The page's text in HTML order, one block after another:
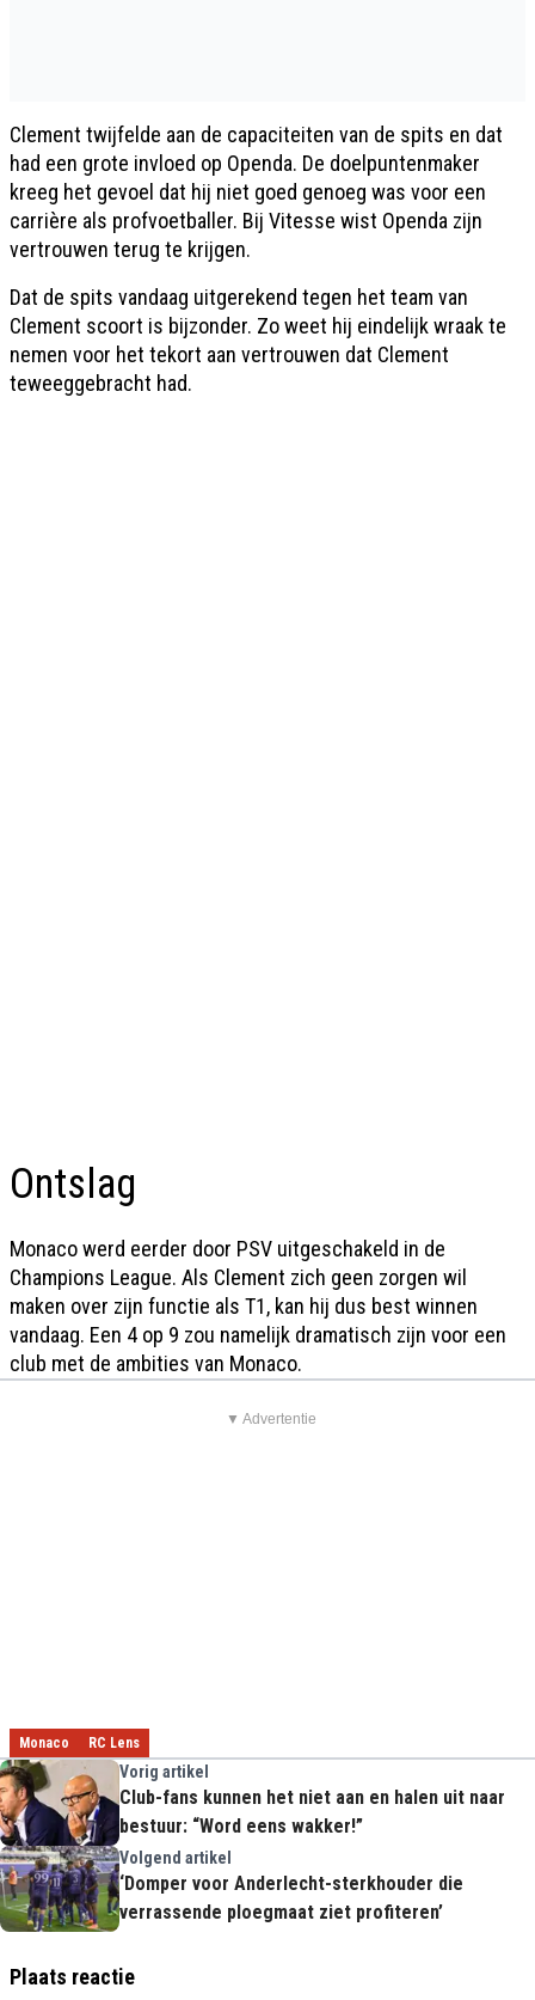
Clement twijfelde aan de capaciteiten van de spits en dat
had een grote invloed op Openda. De doelpuntenmaker
kreeg het gevoel dat hij niet goed genoeg was voor een
carrière als profvoetballer. Bij Vitesse wist Openda zijn
vertrouwen terug te krijgen.
Dat de spits vandaag uitgerekend tegen het team van
Clement scoort is bijzonder. Zo weet hij eindelijk wraak te
nemen voor het tekort aan vertrouwen dat Clement
teweeggebracht had.
Ontslag
Monaco werd eerder door PSV uitgeschakeld in de
Champions League. Als Clement zich geen zorgen wil
maken over zijn functie als T1, kan hij dus best winnen
vandaag. Een 4 op 9 zou namelijk dramatisch zijn voor een
club met de ambities van Monaco.
▼ Advertentie
Monaco RC Lens
Vorig artikel
Club-fans kunnen het niet aan en halen uit naar
bestuur: “Word eens wakker!”
Volgend artikel
‘Domper voor Anderlecht-sterkhouder die
verrassende ploegmaat ziet profiteren’
Plaats reactie